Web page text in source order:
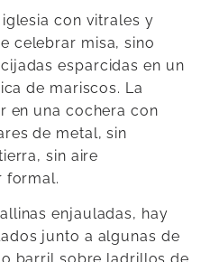
con vitrales y
celebrar misa, sino
esparcidas en un
de mariscos. La
en una cochera con
de metal, sin
sin aire
formal.
enjauladas, hay
junto a algunas de